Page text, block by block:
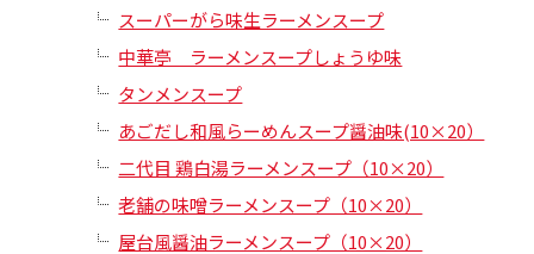
スーパーがら味生ラーメンスープ
中華亭 ラーメンスープしょうゆ味
タンメンスープ
あごだし和風らーめんスープ醤油味(10×20）
二代目 鶏白湯ラーメンスープ（10×20）
老舗の味噌ラーメンスープ（10×20）
屋台風醤油ラーメンスープ（10×20）